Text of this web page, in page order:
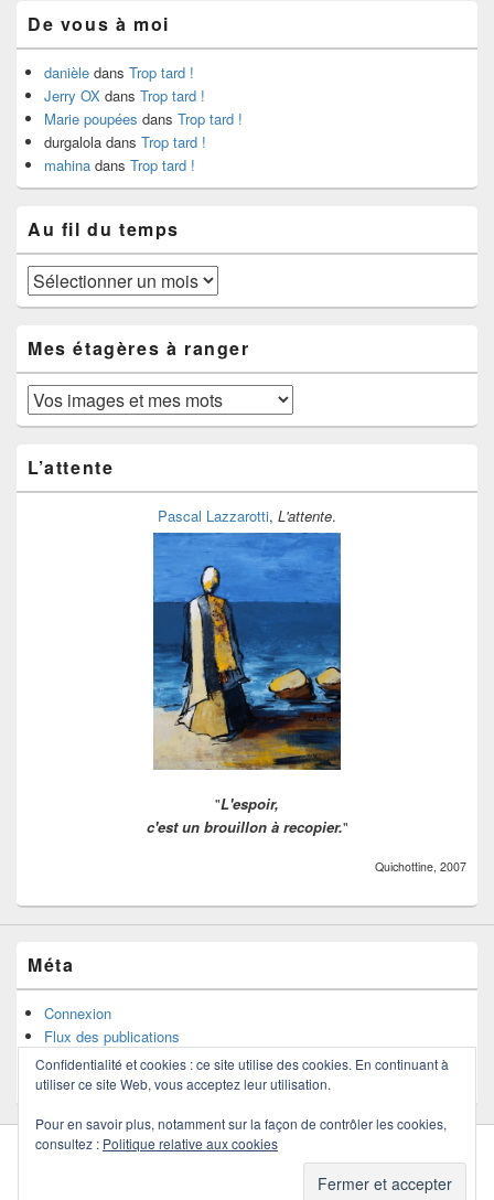
De vous à moi
danièle dans Trop tard !
Jerry OX dans Trop tard !
Marie poupées dans Trop tard !
durgalola dans Trop tard !
mahina dans Trop tard !
Au fil du temps
Au
fil
temps
Mes étagères à ranger
Mes
étagères
ranger
L’attente
Pascal Lazzarotti, L'attente.
"L'espoir,
c'est un brouillon à recopier."
Quichottine, 2007
Méta
Connexion
Flux des publications
Flux des commentaires
Site de WordPress-FR
Politique de confidentialité
Confidentialité et cookies : ce site utilise des cookies. En continuant à
utiliser ce site Web, vous acceptez leur utilisation.
Pour en savoir plus, notamment sur la façon de contrôler les cookies,
consultez : Politique relative aux cookies